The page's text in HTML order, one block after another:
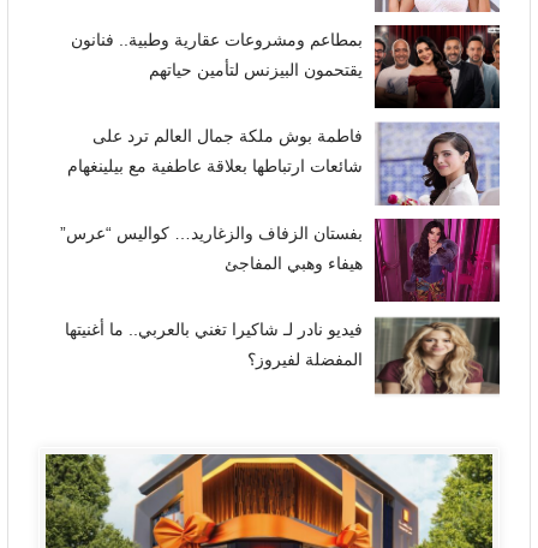
بمطاعم ومشروعات عقارية وطبية.. فنانون
يقتحمون البيزنس لتأمين حياتهم
فاطمة بوش ملكة جمال العالم ترد على
شائعات ارتباطها بعلاقة عاطفية مع بيلينغهام
بفستان الزفاف والزغاريد… كواليس “عرس”
هيفاء وهبي المفاجئ
فيديو نادر لـ شاكيرا تغني بالعربي.. ما أغنيتها
المفضلة لفيروز؟